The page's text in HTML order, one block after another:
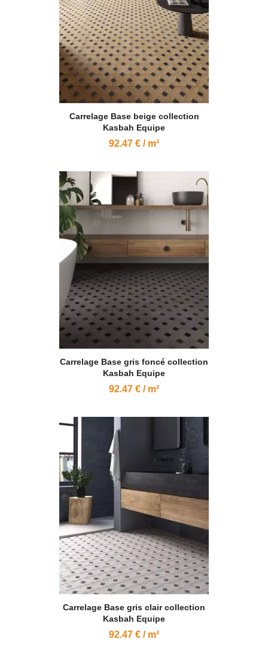
Carrelage Base beige collection
Kasbah Equipe
92.47 € / m²
Carrelage Base gris foncé collection
Kasbah Equipe
92.47 € / m²
Carrelage Base gris clair collection
Kasbah Equipe
92.47 € / m²